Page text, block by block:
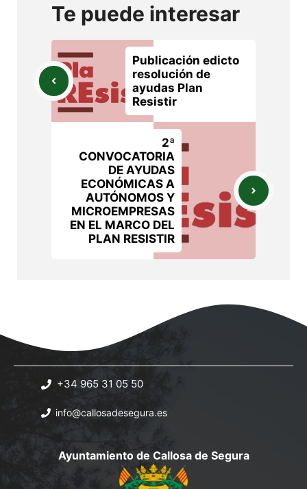
Te puede interesar
Publicación edicto
resolución de
ayudas Plan
Resistir
2ª
CONVOCATORIA
DE AYUDAS
ECONÓMICAS A
AUTÓNOMOS Y
MICROEMPRESAS
EN EL MARCO DEL
PLAN RESISTIR
+34 965 31 05 50
info@callosadesegura.es
Ayuntamiento de Callosa de Segura